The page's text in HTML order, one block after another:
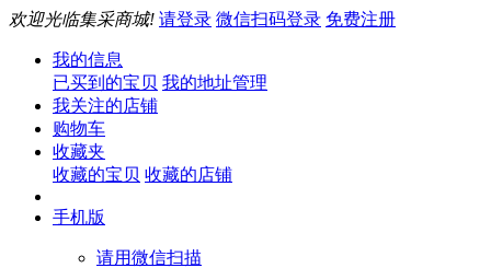
欢迎光临集采商城! 请登录 微信扫码登录 免费注册
我的信息
已买到的宝贝 我的地址管理
我关注的店铺
购物车
收藏夹
收藏的宝贝 收藏的店铺
手机版
请用微信扫描